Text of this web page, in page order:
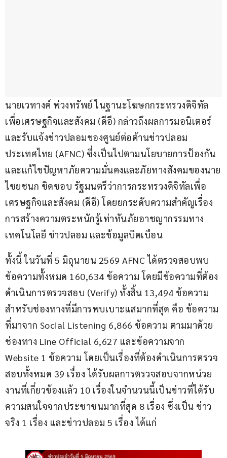
นายเวทางค์ พ่วงทรัพย์ ในฐานะโฆษกกระทรวงดิจิทัล
เพื่อเศรษฐกิจและสังคม (ดีอี) กล่าวถึงผลการมอนิเตอร์
และรับแจ้งข่าวปลอมของศูนย์ต่อต้านข่าวปลอม
ประเทศไทย (AFNC) ซึ่งเป็นไปตามนโยบายการป้องกัน
และแก้ไขปัญหาภัยความมั่นคงและภัยทางสังคมของนาย
ไชยชนก ชิดชอบ รัฐมนตรีว่าการกระทรวงดิจิทัลเพื่อ
เศรษฐกิจและสังคม (ดีอี) โดยยกระดับความสำคัญเรื่อง
การสร้างความตระหนักรู้เท่าทันภัยอาชญากรรมทาง
เทคโนโลยี ข่าวปลอม และข้อมูลบิดเบือน
ทั้งนี้ ในวันที่ 5 มิถุนายน 2569 AFNC ได้ตรวจสอบพบ
ข้อความทั้งหมด 160,634 ข้อความ โดยมีข้อความที่ต้อง
ดำเนินการตรวจสอบ (Verify) ทั้งสิ้น 13,494 ข้อความ
สำหรับช่องทางที่มีการพบเบาะแสมากที่สุด คือ ข้อความ
ที่มาจาก Social Listening 6,866 ข้อความ ตามมาด้วย
ช่องทาง Line Official 6,627 และข้อความจาก
Website 1 ข้อความ โดยเป็นเรื่องที่ต้องดำเนินการตรวจ
สอบทั้งหมด 39 เรื่อง ได้รับผลการตรวจสอบจากหน่วย
งานที่เกี่ยวข้องแล้ว 10 เรื่องในจำนวนนี้เป็นข่าวที่ได้รับ
ความสนใจจากประชาชนมากที่สุด 8 เรื่อง ซึ่งเป็น ข่าว
จริง 1 เรื่อง และข่าวปลอม 5 เรื่อง ได้แก่